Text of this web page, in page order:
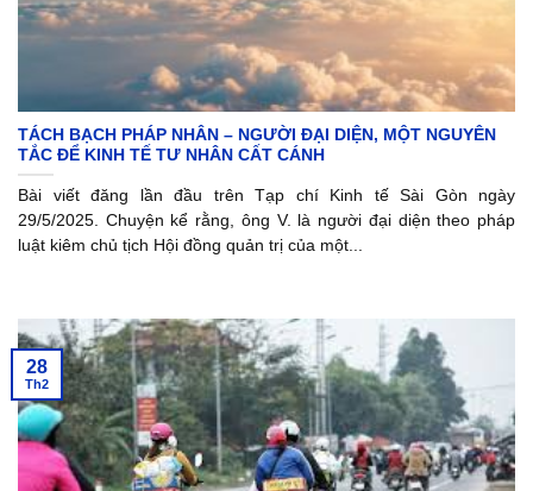
TÁCH BẠCH PHÁP NHÂN – NGƯỜI ĐẠI DIỆN, MỘT NGUYÊN
TẮC ĐỂ KINH TẾ TƯ NHÂN CẤT CÁNH
Bài viết đăng lần đầu trên Tạp chí Kinh tế Sài Gòn ngày
29/5/2025. Chuyện kể rằng, ông V. là người đại diện theo pháp
luật kiêm chủ tịch Hội đồng quản trị của một...
28
Th2